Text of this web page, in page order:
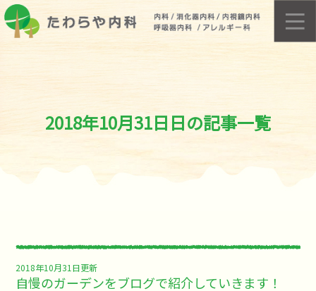
2018年10月31日日の記事一覧
2018年10月31日更新
自慢のガーデンをブログで紹介していきます！